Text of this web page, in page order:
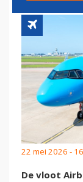
22 mei 2026 -
De vloot